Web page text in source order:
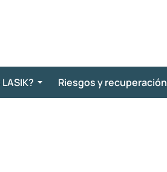
Riesgos y recuperación